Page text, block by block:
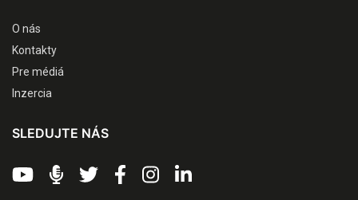
O nás
Kontakty
Pre médiá
Inzercia
SLEDUJTE NÁS